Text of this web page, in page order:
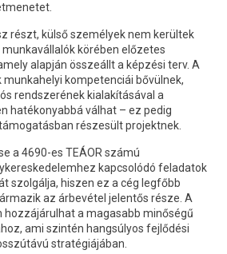
részt, külső személyek nem kerültek
körében előzetes
alapján összeállt a képzési terv. A
munkahelyi kompetenciái bővülnek,
rendszerének kialakításával a
hatékonyabbá válhat – ez pedig
részesült projektnek.
a 4690-es TEÁOR számú
kapcsolódó feladatok
szolgálja, hiszen ez a cég legfőbb
az árbevétel jelentős része. A
hozzájárulhat a magasabb minőségű
ami szintén hangsúlyos fejlődési
stratégiájában.